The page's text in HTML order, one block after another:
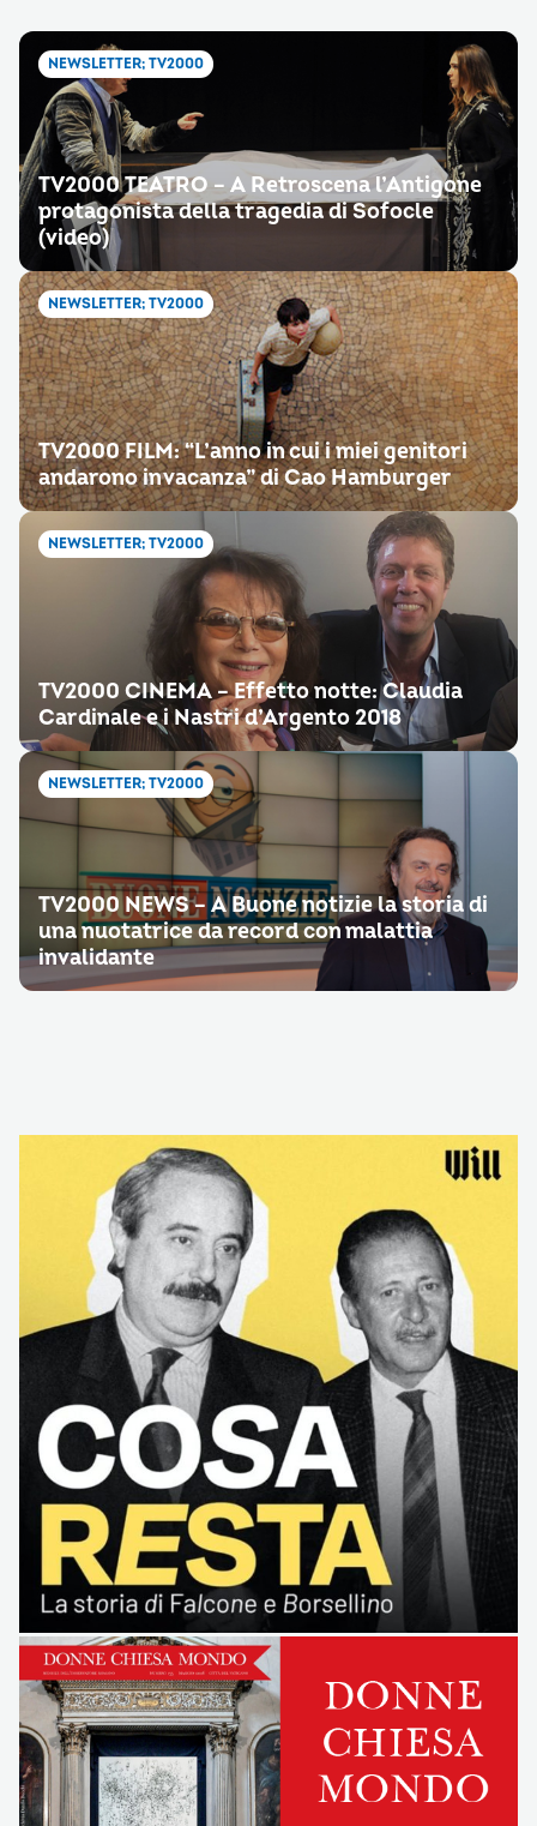
NEWSLETTER; TV2000
TV2000 TEATRO – A Retroscena l’Antigone
protagonista della tragedia di Sofocle
(video)
NEWSLETTER; TV2000
TV2000 FILM: “L’anno in cui i miei genitori
andarono in vacanza” di Cao Hamburger
NEWSLETTER; TV2000
TV2000 CINEMA – Effetto notte: Claudia
Cardinale e i Nastri d’Argento 2018
NEWSLETTER; TV2000
TV2000 NEWS – A Buone notizie la storia di
una nuotatrice da record con malattia
invalidante